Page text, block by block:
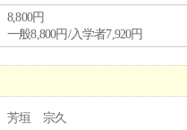
8,800円
一般8,800円/入学者7,920円
芳垣 宗久